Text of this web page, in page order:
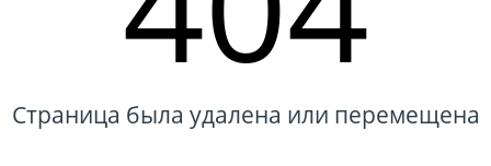
Страница была удалена или перемещена